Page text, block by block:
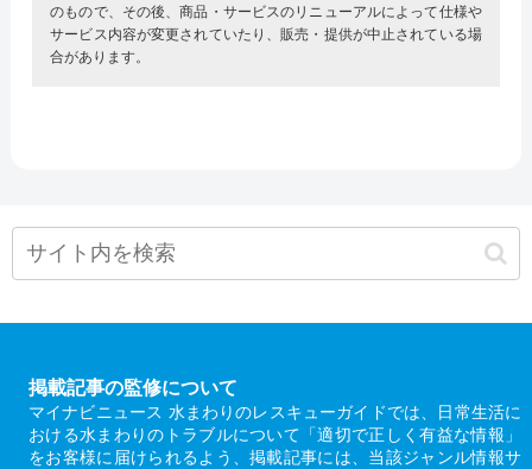
のもので、その後、商品・サービスのリニューアルによって仕様や
サービス内容が変更されていたり、販売・提供が中止されている場
合があります。
掲載記事の監修について
マイナビニュース 水まわりのレスキューガイドでは、日常生活に
おける水まわりのトラブルについて「適切で正しく有益な情報」
をお客様に届けられるよう、掲載記事には、当該ジャンル情報サ